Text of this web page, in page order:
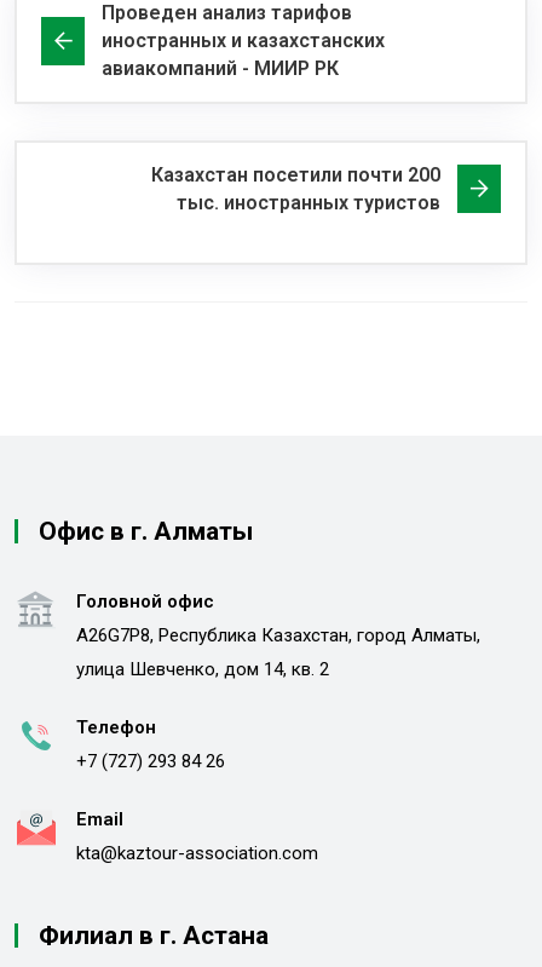
Проведен анализ тарифов
иностранных и казахстанских
авиакомпаний - МИИР РК
Казахстан посетили почти 200
тыс. иностранных туристов
Офис в г. Алматы
Головной офис
A26G7P8, Республика Казахстан, город Алматы,
улица Шевченко, дом 14, кв. 2
Телефон
+7 (727) 293 84 26
Email
kta@kaztour-association.com
Филиал в г. Астана